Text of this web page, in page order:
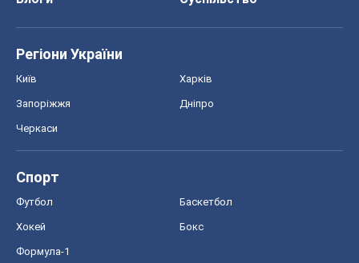
Регіони України
Київ Харків
Запоріжжя Дніпро
Черкаси
Спорт
Футбол Баскетбол
Хокей Бокс
Формула-1